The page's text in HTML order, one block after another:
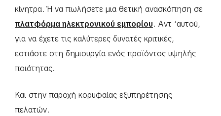
κίνητρα. Ή να πωλήσετε μια θετική ανασκόπηση σε
πλατφόρμα ηλεκτρονικού εμπορίου. Αντ ‘αυτού,
για να έχετε τις καλύτερες δυνατές κριτικές,
εστιάστε στη δημιουργία ενός προϊόντος υψηλής
ποιότητας.
Και στην παροχή κορυφαίας εξυπηρέτησης
πελατών.